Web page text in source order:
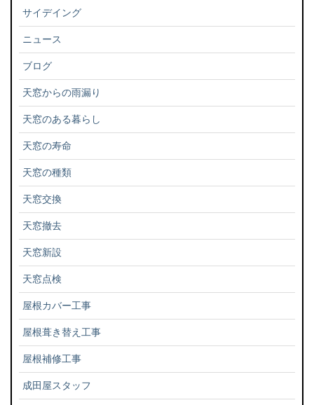
サイデイング
ニュース
ブログ
天窓からの雨漏り
天窓のある暮らし
天窓の寿命
天窓の種類
天窓交換
天窓撤去
天窓新設
天窓点検
屋根カバー工事
屋根葺き替え工事
屋根補修工事
成田屋スタッフ